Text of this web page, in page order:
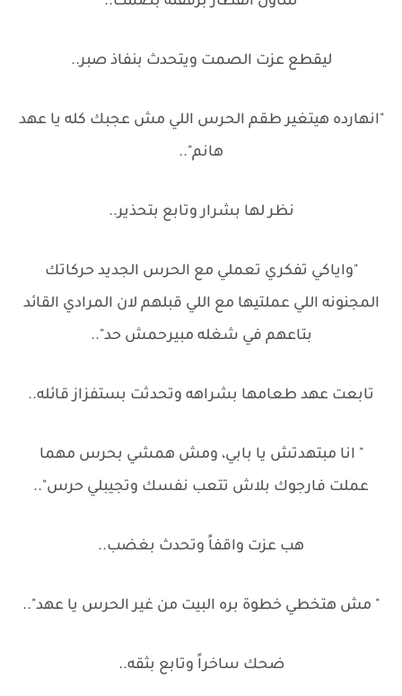
ليقطع عزت الصمت ويتحدث بنفاذ صبر..
"انهارده هيتغير طقم الحرس اللي مش عجبك كله يا عهد
هانم"..
نظر لها بشرار وتابع بتحذير..
"واياكي تفكري تعملي مع الحرس الجديد حركاتك
المجنونه اللي عملتيها مع اللي قبلهم لان المرادي القائد
بتاعهم في شغله مبيرحمش حد"..
تابعت عهد طعامها بشراهه وتحدثت بستفزاز قائله..
" انا مبتهدتش يا بابي، ومش همشي بحرس مهما
عملت فارجوك بلاش تتعب نفسك وتجيبلي حرس"..
هب عزت واقفاً وتحدث بغضب..
" مش هتخطي خطوة بره البيت من غير الحرس يا عهد"..
ضحك ساخراً وتابع بثقه..